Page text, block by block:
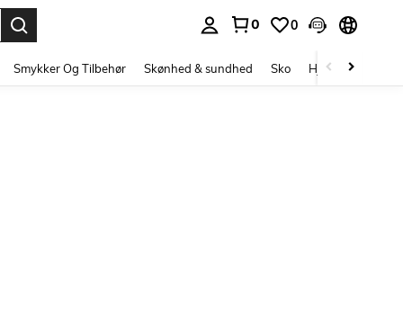
0 0
Smykker Og Tilbehør Skønhed & sundhed Sko Hjem Tekstiler